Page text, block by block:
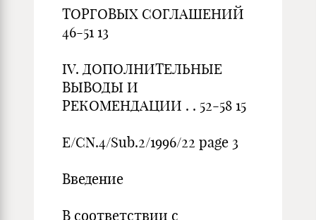
ТОРГОВЫХ СОГЛАШЕНИЙ
46-51 13
IV. ДОПОЛНИТЕЛЬНЫЕ
ВЫВОДЫ И
РЕКОМЕНДАЦИИ . . 52-58 15
E/CN.4/Sub.2/1996/22 page 3
Введение
В соответствии с